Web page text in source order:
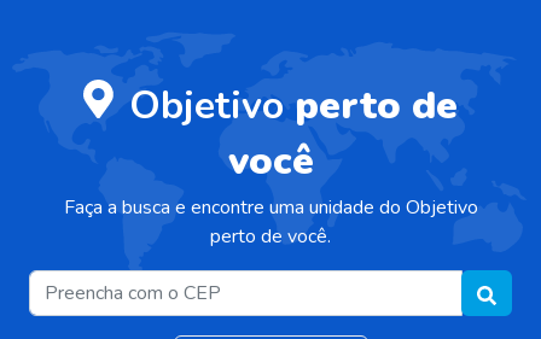
Objetivo perto de
você
Faça a busca e encontre uma unidade do Objetivo
perto de você.